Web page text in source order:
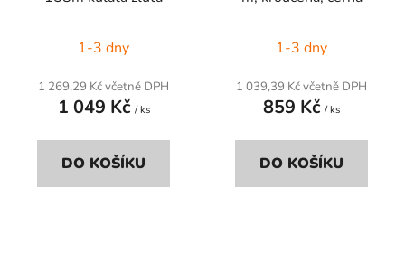
1-3 dny
1 269,29 Kč včetně DPH
1 049 Kč / ks
DO KOŠÍKU
1-3 dny
1 039,39 Kč včetně DPH
859 Kč / ks
DO KOŠÍKU